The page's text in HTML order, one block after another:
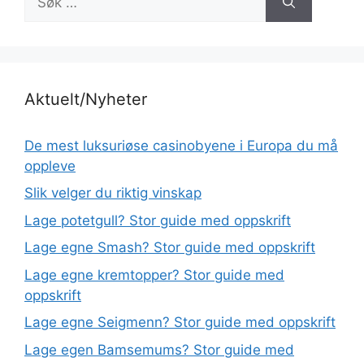
etter:
Aktuelt/Nyheter
De mest luksuriøse casinobyene i Europa du må
oppleve
Slik velger du riktig vinskap
Lage potetgull? Stor guide med oppskrift
Lage egne Smash? Stor guide med oppskrift
Lage egne kremtopper? Stor guide med
oppskrift
Lage egne Seigmenn? Stor guide med oppskrift
Lage egen Bamsemums? Stor guide med